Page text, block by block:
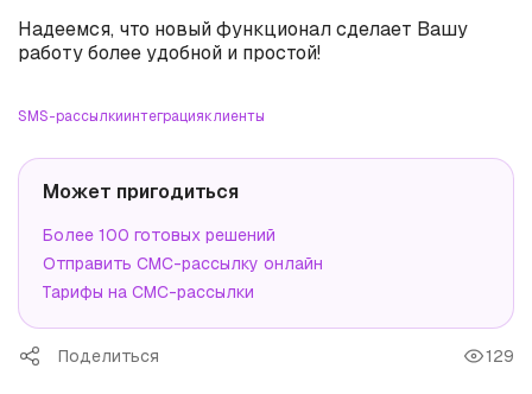
Надеемся, что новый функционал сделает Вашу
работу более удобной и простой!
SMS-рассылкиинтеграцияклиенты
Может пригодиться
Более 100 готовых решений
Отправить СМС-рассылку онлайн
Тарифы на СМС-рассылки
Поделиться 129